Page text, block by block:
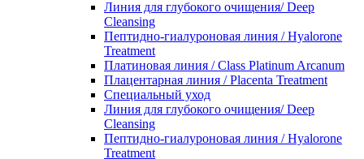
Линия для глубокого очищения/ Deep
Cleansing
Пептидно-гиалуроновая линия / Hyalorone
Treatment
Платиновая линия / Class Platinum Arcanum
Плацентарная линия / Placenta Treatment
Специальный уход
Линия для глубокого очищения/ Deep
Cleansing
Пептидно-гиалуроновая линия / Hyalorone
Treatment